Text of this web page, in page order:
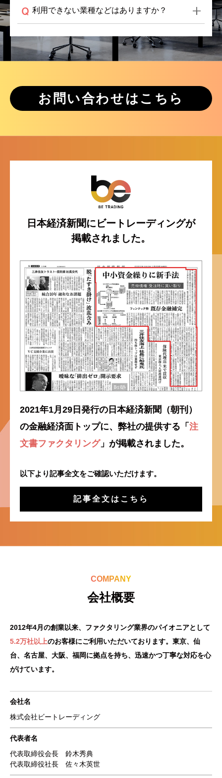
利用できない業種などはありますか？
お問い合わせはこちら
日本経済新聞に ビートレーディングが
掲載されました。
2021年1月29日発行の日本経済新聞（朝刊）
の金融経済面トップに、弊社の提供する 「 注
文書ファクタリング」が掲載されました。
以下より記事全文をご確認いただけます。
記事全文はこちら
COMPANY
会社概要
2012年4月の創業以来、ファクタリング業界のパイオニアとして
5.2万社以上のお客様にご利用いただいております。 東京、仙
台、名古屋、大阪、福岡に拠点を持ち、迅速かつ丁寧な対応を心
がけています。
会社名
株式会社ビートレーディング
代表者名
代表取締役会長 鈴木秀典
代表取締役社長 佐々木英世